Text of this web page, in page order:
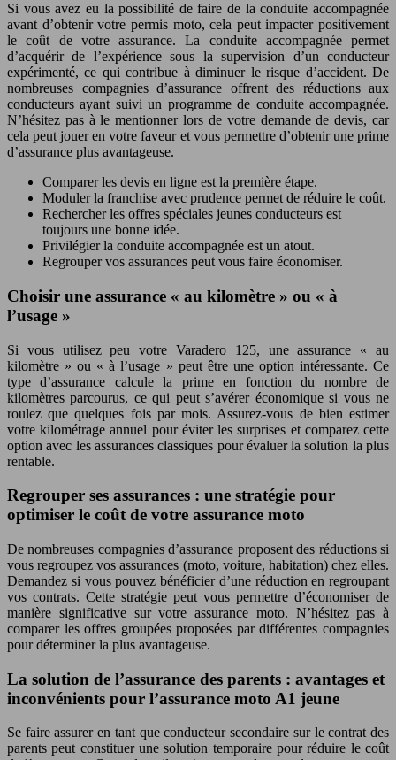
Si vous avez eu la possibilité de faire de la conduite accompagnée
avant d’obtenir votre permis moto, cela peut impacter positivement
le coût de votre assurance. La conduite accompagnée permet
d’acquérir de l’expérience sous la supervision d’un conducteur
expérimenté, ce qui contribue à diminuer le risque d’accident. De
nombreuses compagnies d’assurance offrent des réductions aux
conducteurs ayant suivi un programme de conduite accompagnée.
N’hésitez pas à le mentionner lors de votre demande de devis, car
cela peut jouer en votre faveur et vous permettre d’obtenir une prime
d’assurance plus avantageuse.
Comparer les devis en ligne est la première étape.
Moduler la franchise avec prudence permet de réduire le coût.
Rechercher les offres spéciales jeunes conducteurs est
toujours une bonne idée.
Privilégier la conduite accompagnée est un atout.
Regrouper vos assurances peut vous faire économiser.
Choisir une assurance « au kilomètre » ou « à
l’usage »
Si vous utilisez peu votre Varadero 125, une assurance « au
kilomètre » ou « à l’usage » peut être une option intéressante. Ce
type d’assurance calcule la prime en fonction du nombre de
kilomètres parcourus, ce qui peut s’avérer économique si vous ne
roulez que quelques fois par mois. Assurez-vous de bien estimer
votre kilométrage annuel pour éviter les surprises et comparez cette
option avec les assurances classiques pour évaluer la solution la plus
rentable.
Regrouper ses assurances : une stratégie pour
optimiser le coût de votre assurance moto
De nombreuses compagnies d’assurance proposent des réductions si
vous regroupez vos assurances (moto, voiture, habitation) chez elles.
Demandez si vous pouvez bénéficier d’une réduction en regroupant
vos contrats. Cette stratégie peut vous permettre d’économiser de
manière significative sur votre assurance moto. N’hésitez pas à
comparer les offres groupées proposées par différentes compagnies
pour déterminer la plus avantageuse.
La solution de l’assurance des parents : avantages et
inconvénients pour l’assurance moto A1 jeune
Se faire assurer en tant que conducteur secondaire sur le contrat des
parents peut constituer une solution temporaire pour réduire le coût